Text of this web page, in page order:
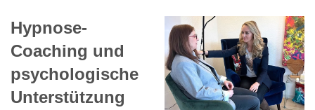
Hypnose-
Coaching und
psychologische
Unterstützung